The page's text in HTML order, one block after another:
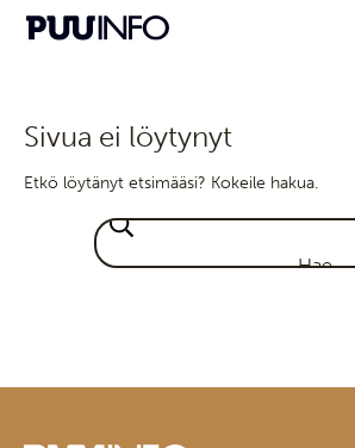
Sivua ei löytynyt
Etkö löytänyt etsimääsi? Kokeile hakua.